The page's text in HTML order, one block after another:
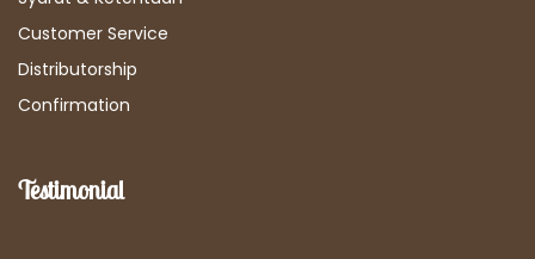
Customer Service
Distributorship
Confirmation
Testimonial